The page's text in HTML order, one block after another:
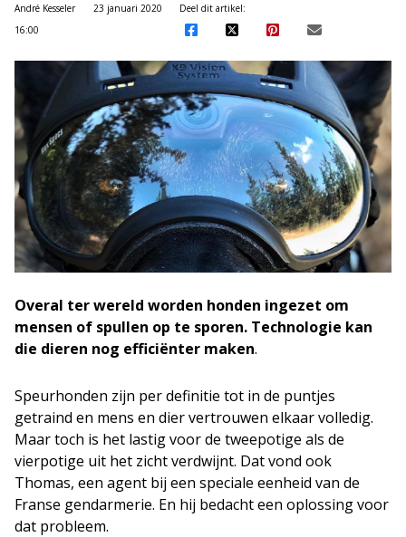
André Kesseler
23 januari 2020
16:00
Deel dit artikel:
Overal ter wereld worden honden ingezet om
mensen of spullen op te sporen. Technologie kan
die dieren nog efficiënter maken.
Speurhonden zijn per definitie tot in de puntjes
getraind en mens en dier vertrouwen elkaar volledig.
Maar toch is het lastig voor de tweepotige als de
vierpotige uit het zicht verdwijnt. Dat vond ook
Thomas, een agent bij een speciale eenheid van de
Franse gendarmerie. En hij bedacht een oplossing voor
dat probleem.